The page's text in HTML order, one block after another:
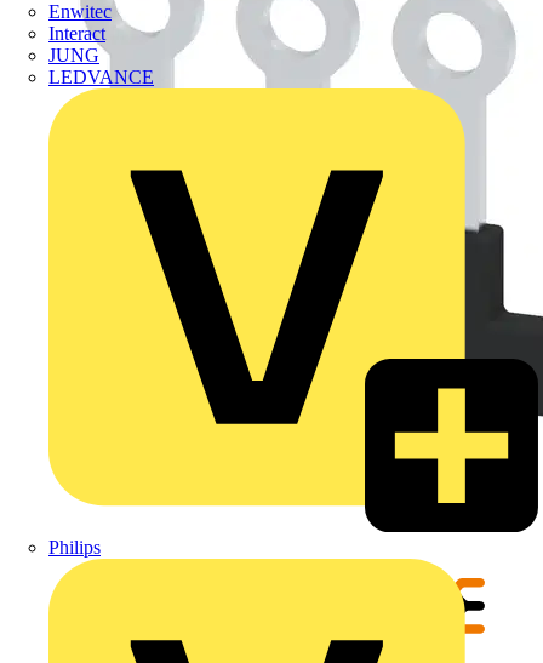
Enwitec
Interact
JUNG
LEDVANCE
Philips